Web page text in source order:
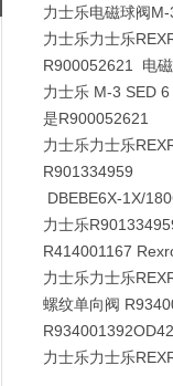
力士乐电磁球阀
力士乐力士乐
R900052621 电
力士乐 M-3 SED
是R900052621
力士乐力士乐
R901334959
DBEBE6X-1X/
力士乐
R414001167
力士乐力士乐
螺纹单向阀
R934001392
力士乐力士乐